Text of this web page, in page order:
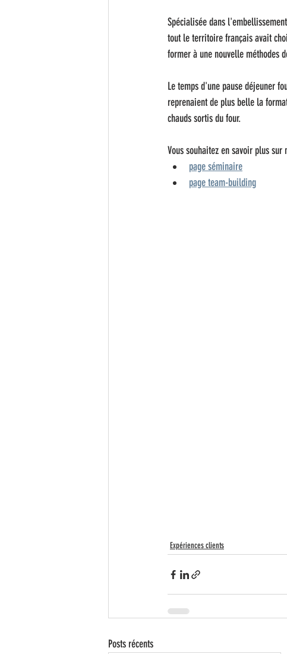
Spécialisée dans
tout le territoire français avait
former à une nouvelle méthodes
Le temps d'une pause déjeuner
reprenaient de plus belle la
chauds sortis du four.
Vous souhaitez en savoir plus
page séminaire
page team-building
Expériences clients
Posts récents